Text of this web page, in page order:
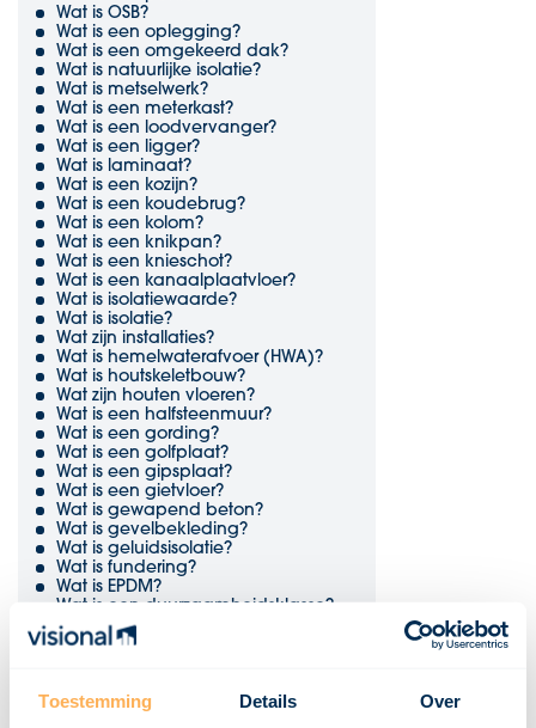
Toestemming Details Over
Wat is OSB?
Wat is een oplegging?
Wat is een omgekeerd dak?
Wat is natuurlijke isolatie?
Wat is metselwerk?
Wat is een meterkast?
Wat is een loodvervanger?
Wat is een ligger?
Wat is laminaat?
Wat is een kozijn?
Wat is een koudebrug?
Wat is een kolom?
Wat is een knikpan?
Wat is een knieschot?
Wat is een kanaalplaatvloer?
Wat is isolatiewaarde?
Wat is isolatie?
Wat zijn installaties?
Wat is hemelwaterafvoer (HWA)?
Wat is houtskeletbouw?
Wat zijn houten vloeren?
Wat is een halfsteenmuur?
Wat is een gording?
Wat is een golfplaat?
Wat is een gipsplaat?
Wat is een gietvloer?
Wat is gewapend beton?
Wat is gevelbekleding?
Wat is geluidsisolatie?
Wat is fundering?
Wat is EPDM?
Wat is een duurzaamheidsklasse?
Wat is dubbelglas?
Wat is draairichting?
Wat is een damwand?